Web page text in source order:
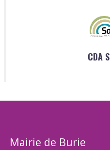
CDA
Mairie de Burie